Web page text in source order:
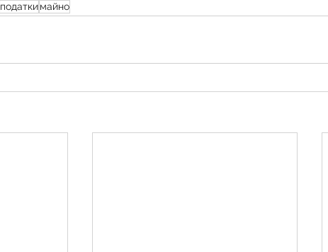
податкимайно